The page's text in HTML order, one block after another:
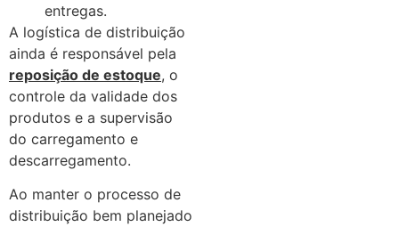
entregas.
A logística de distribuição
ainda é responsável pela
reposição de estoque, o
controle da validade dos
produtos e a supervisão
do carregamento e
descarregamento.
Ao manter o processo de
distribuição bem planejado